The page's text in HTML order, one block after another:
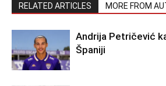
RELATED ARTICLES MORE FROM
Andrija Petričević
Španiji